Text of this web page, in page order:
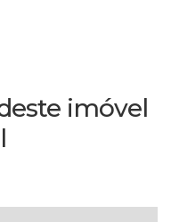
imóvel